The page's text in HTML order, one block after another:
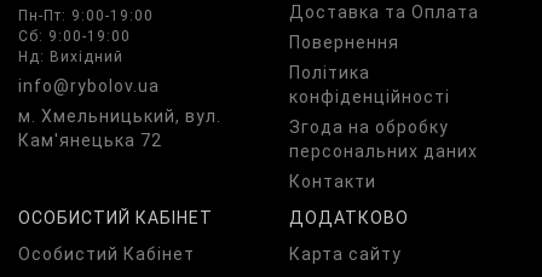
Пн-Пт: 9:00-19:00
Сб: 9:00-19:00
Нд: Вихідний
info@rybolov.ua
м. Хмельницький, вул.
Кам'янецька 72
Доставка та Оплата
Повернення
Політика
конфіденційності
Згода на обробку
персональних даних
Контакти
ОСОБИСТИЙ КАБІНЕТ
Особистий Кабінет
ДОДАТКОВО
Карта сайту